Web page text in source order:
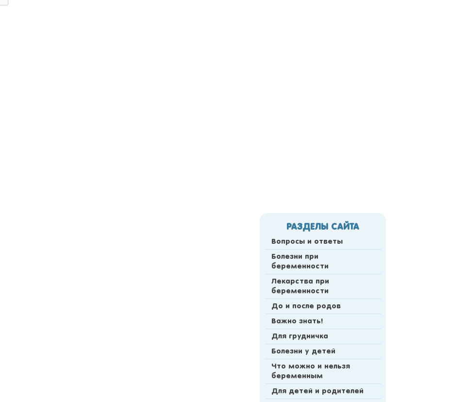
РАЗДЕЛЫ САЙТА
Вопросы и ответы
Болезни при
беременности
Лекарства при
беременности
До и после родов
Важно знать!
Для грудничка
Болезни у детей
Что можно и нельзя
беременным
Для детей и родителей